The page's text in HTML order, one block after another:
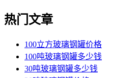
热门文章
100立方玻璃钢罐价格
100吨玻璃钢罐多少钱
30吨玻璃钢罐多少钱